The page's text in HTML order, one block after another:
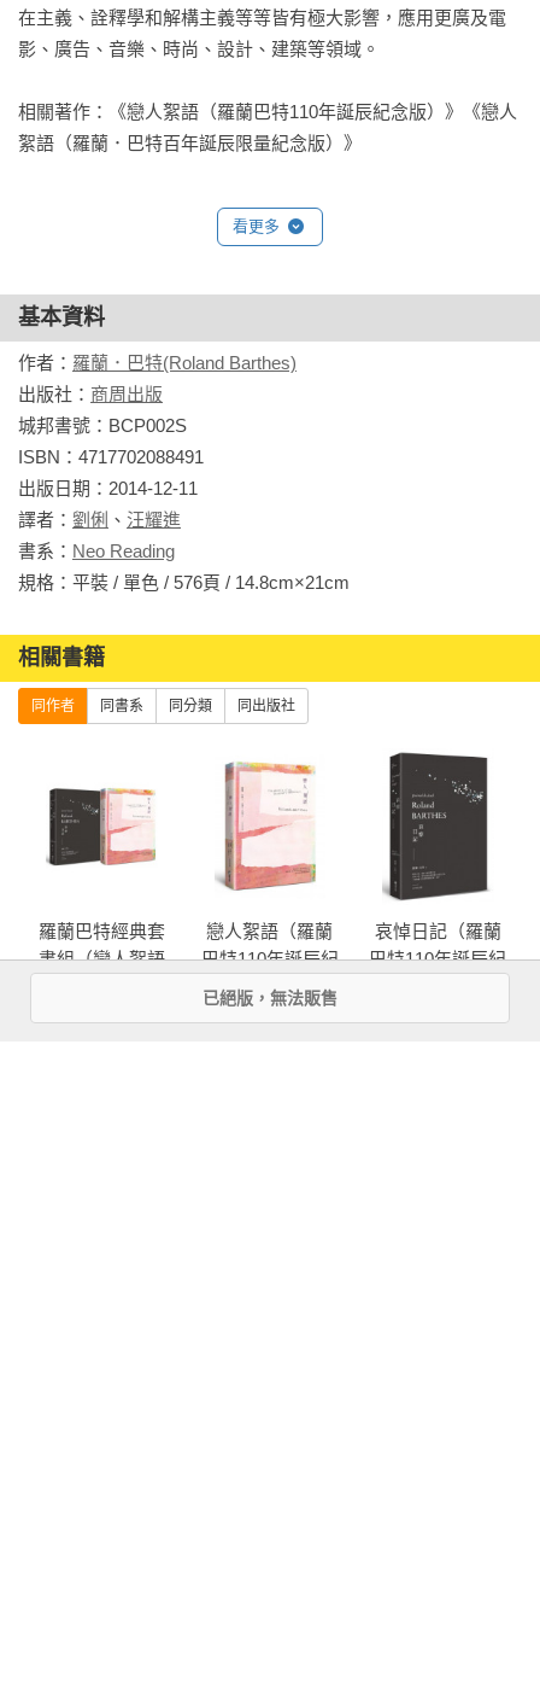
「反思」卻顯得迂腐、淺陋……而這正是解構主義要證實的。
1977年10月25日，巴特母親逝世的翌日起，巴特將自己對母親
的思念之情——他的喪傷——隨手誌於紙片上。
喪母劇痛，讓巴特面對自己的死亡，也重新思考遺忘、勇氣、
時間、書寫等許多生命課題。他照常上課，完成許多寫作計
記裡，他卸下了武裝。他不再是理路清晰、言詞犀利的批評
家、語言學家，而回到「家常」，回到血肉：一句話、一個畫
面、一張照片都能讓他淚水潰堤。
書中330篇按序編入的文字，讓我們看到一個惶惑、恐懼、糾葛
的巴特。他充滿矛盾：他渴望孤獨，又需要朋友；他悲傷得萬
念俱 灰，卻能神智清明地審視自己；他不斷對語言的限制與虛
妄提出質疑（即使書寫達到極致仍是徒然），但他唯一的救贖
——也只能是書寫。他想掙脫悲慟，重拾平靜；一方面又樂於
沉溺其中，因為只有在悲慟之中，他才能與母親同在。
這本日誌有助理解巴特的思想，及同時期作品如《明室》等
《哀悼日記》裡的札記。
在主義、詮釋學和解構主義等等皆有極大影響，應用更廣及電
影、廣告、音樂、時尚、設計、建築等領域。
相關著作：《戀人絮語（羅蘭巴特110年誕辰紀念版）》《戀人
看更多
基本資料
作者： 羅蘭．巴特(Roland Barthes)
出版社： 商周出版
城邦書號：BCP002S
ISBN：4717702088491
出版日期：2014-12-11
譯者： 劉俐 、 汪耀進
書系： Neo Reading
規格：平裝 / 單色 / 576頁 / 14.8cm×21cm
相關書籍
同作者 同書系 同分類 同出版社
羅蘭巴特經典套
書組（戀人絮語
戀人絮語（羅蘭
巴特110年誕辰紀
念版）
哀悼日記（羅蘭
巴特110年誕辰紀
已絕版，無法販售